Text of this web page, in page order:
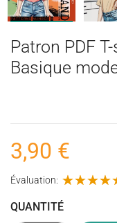
Patron PDF
Basique
3,90 €
Évaluation:
QUANTITÉ